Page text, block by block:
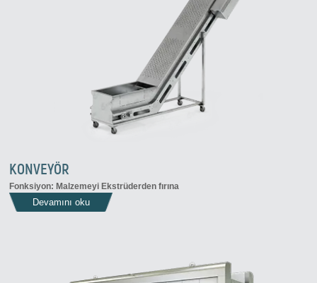
KONVEYÖR
Fonksiyon: Malzemeyi Ekstrüderden fırına
Devamını oku